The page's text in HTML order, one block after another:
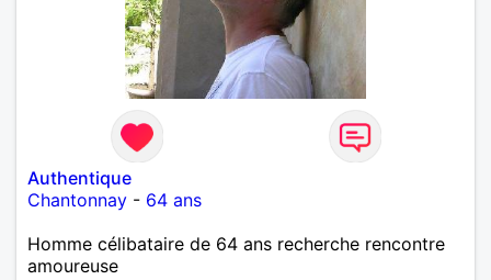
Authentique
Chantonnay - 64 ans
Homme célibataire de 64 ans recherche rencontre
amoureuse